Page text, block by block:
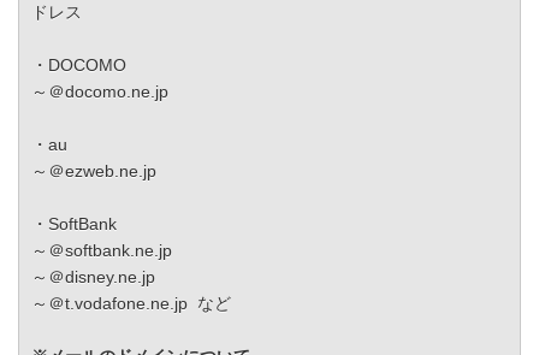
ドレス
・DOCOMO
～＠docomo.ne.jp
・au
～＠ezweb.ne.jp
・SoftBank
～＠softbank.ne.jp
～＠disney.ne.jp
～＠t.vodafone.ne.jp など